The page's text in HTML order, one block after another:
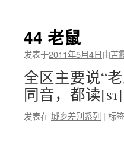
44 老鼠
发表于2011年5月4日由苦
全区主要说“
同音，都读
发表在城乡差别系列 | 标